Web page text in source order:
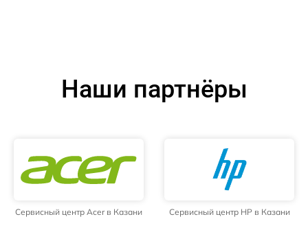
Наши партнёры
Сервисный центр Acer в Казани Сервисный центр HP в Казани